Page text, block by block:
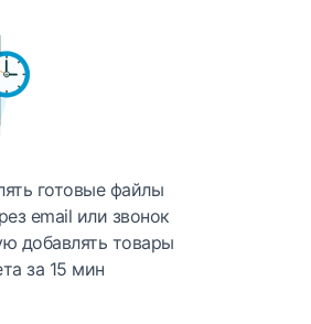
готовые файлы
email или звонок
добавлять товары
за 15 мин